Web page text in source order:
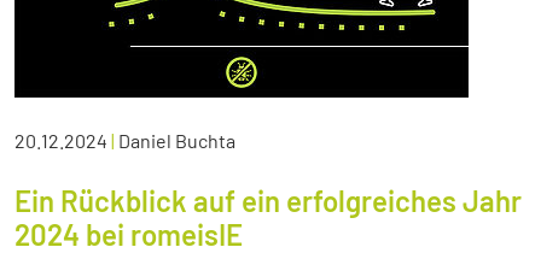
20.12.2024 | Daniel Buchta
Ein Rückblick auf ein erfolgreiches Jahr
2024 bei romeisIE